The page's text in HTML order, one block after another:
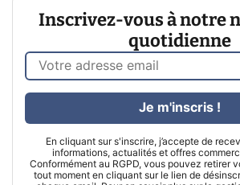
Inscrivez-vous à notre
quotidienne
En cliquant sur s'inscrire, j’accepte de
informations, actualités et offres
Conformément au RGPD, vous pouvez retirer
tout moment en cliquant sur le lien de
Je m'inscris !